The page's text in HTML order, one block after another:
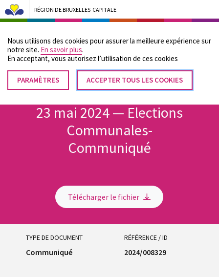
Nous utilisons des cookies pour assurer la meilleure expérience sur
notre site. En savoir plus.
En acceptant, vous autorisez lʼutilisation de ces cookies
PARAMÈTRES ACCEPTER TOUS LES COOKIES
RETIRER
LE
RÉGION DE BRUXELLES-CAPITALE
Bruxelles Pouvoirs Locaux - Aller à la page d'accueil
Menu
Fil
d'Ariane
Accueil
23 mai 2024 — Elections
Communales-
Communiqué
Télécharger le fichier
TYPE DE DOCUMENT
Communiqué
RÉFÉRENCE / ID
2024/008329